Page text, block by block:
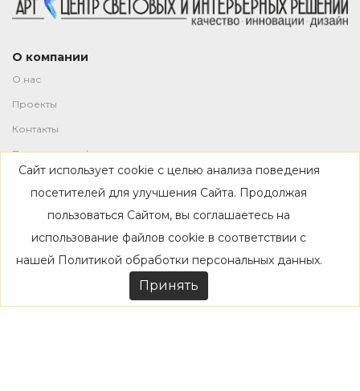
О компании
О нас
Проекты
Контакты
Политика конфиденциальности
Магазин
Каталог
Дизайнерам
Акции
Сайт использует cookie с целью анализа поведения
посетителей для улучшения Сайта. Продолжая
пользоваться Сайтом, вы соглашаетесь на
использование файлов cookie в соответствии с
нашей Политикой обработки персональных данных.
Принять